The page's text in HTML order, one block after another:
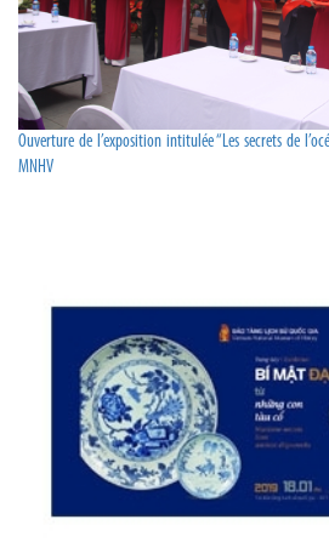
Ouverture de l’exposition intitulée “Les secrets de
MNHV